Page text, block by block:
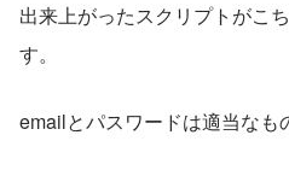
出来上がったスクリプトがこ
す。
emailとパスワードは適当なも